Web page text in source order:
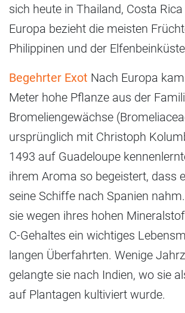
sich heute in Thailand, Costa
Europa bezieht die meisten
Philippinen und der
Begehrter Exot Nach Europa
Meter hohe Pflanze aus der
Bromeliengewächse
ursprünglich mit Christoph
1493 auf Guadeloupe
ihrem Aroma so begeistert, dass
seine Schiffe nach Spanien
sie wegen ihres hohen
C-Gehaltes ein wichtiges
langen Überfahrten. Wenige
gelangte sie nach Indien, wo sie
auf Plantagen kultiviert wurde.